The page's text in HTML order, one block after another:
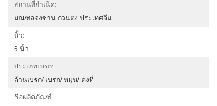
สถานที่กำเนิด:
มณฑลจงซาน กวนตง ประเทศจีน
นิ้ว:
6 นิ้ว
ประเภทเบรก:
ด้านเบรก/ เบรก/ หมุน/ คงที่
ชื่อผลิตภัณฑ์: